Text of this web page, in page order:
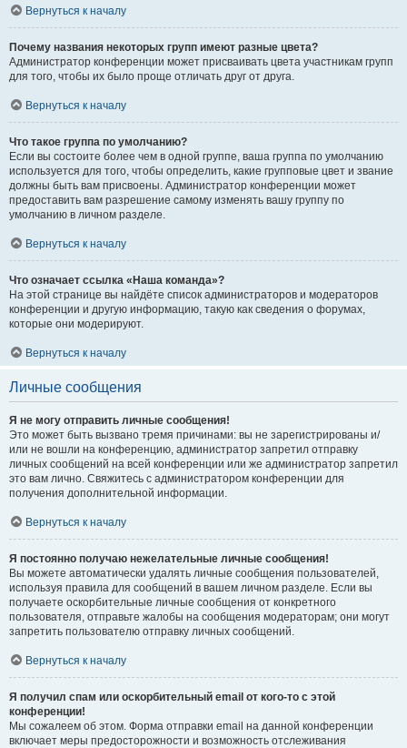
Вернуться к началу
Почему названия некоторых групп имеют разные цвета?
Администратор конференции может присваивать цвета участникам групп
для того, чтобы их было проще отличать друг от друга.
Вернуться к началу
Что такое группа по умолчанию?
Если вы состоите более чем в одной группе, ваша группа по умолчанию
используется для того, чтобы определить, какие групповые цвет и звание
должны быть вам присвоены. Администратор конференции может
предоставить вам разрешение самому изменять вашу группу по
умолчанию в личном разделе.
Вернуться к началу
Что означает ссылка «Наша команда»?
На этой странице вы найдёте список администраторов и модераторов
конференции и другую информацию, такую как сведения о форумах,
которые они модерируют.
Вернуться к началу
Личные сообщения
Я не могу отправить личные сообщения!
Это может быть вызвано тремя причинами: вы не зарегистрированы и/
или не вошли на конференцию, администратор запретил отправку
личных сообщений на всей конференции или же администратор запретил
это вам лично. Свяжитесь с администратором конференции для
получения дополнительной информации.
Вернуться к началу
Я постоянно получаю нежелательные личные сообщения!
Вы можете автоматически удалять личные сообщения пользователей,
используя правила для сообщений в вашем личном разделе. Если вы
получаете оскорбительные личные сообщения от конкретного
пользователя, отправьте жалобы на сообщения модераторам; они могут
запретить пользователю отправку личных сообщений.
Вернуться к началу
Я получил спам или оскорбительный email от кого-то с этой
конференции!
Мы сожалеем об этом. Форма отправки email на данной конференции
включает меры предосторожности и возможность отслеживания